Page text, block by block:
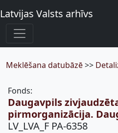
Latvijas Valsts arhīvs
Meklēšana datubāzē>>
Fonds:
Daugavpils
pirmorganizācija.
LV_LVA_F PA-6358